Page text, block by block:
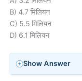
B) 4.7 मिलियन
C) 5.5 मिलियन
D) 6.1 मिलियन
Show Answer